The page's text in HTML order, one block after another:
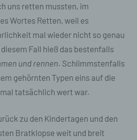
uns retten mussten, im
Wortes Retten, weil es
mal wieder nicht so genau
Fall hieß das bestenfalls
und rennen. Schlimmstenfalls
gehörnten Typen eins auf die
tatsächlich wert war.
zu den Kindertagen und den
Bratklopse weit und breit